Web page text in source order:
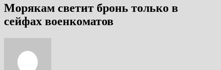
Морякам светит бронь только в
сейфах военкоматов